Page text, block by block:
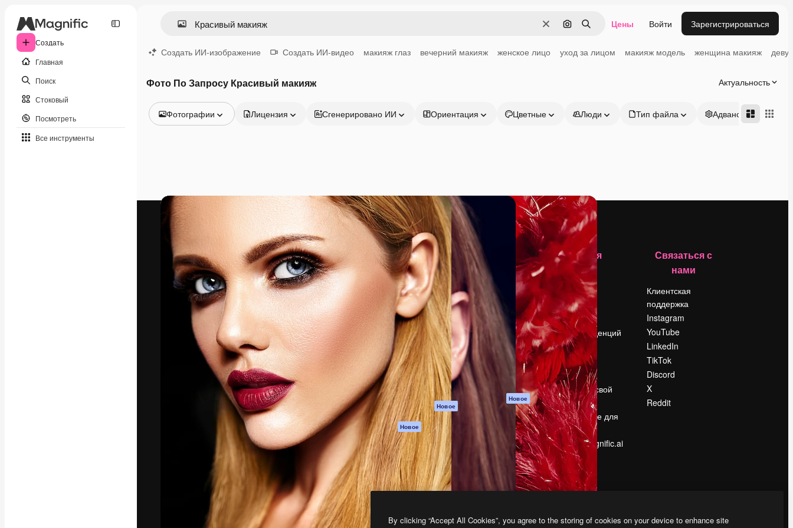
Создать
Главная
Поиск
Стоковый
Посмотреть
Все инструменты
ОчиститьПоиск по изображению
Поиск Цены Войти Зарегистрироваться
Создать ИИ-изображение Создать ИИ-видео макияж глаз вечерний макияж женское лицо уход за лицом макияж модель женщина макияж
Фото По Запросу Красивый макияж Актуальность
Фотографии
Видео
Видеоролик
Моушн-дизайн
Видеошаблоны
Иконки
3D-модели
Шрифты
Лицензия Сгенерировано ИИ Ориентация Цветные Люди Тип файла Адвансд
Креативная платформа для создания
ваших лучших работ. Более 1 миллиона
подписчиков среди креаторов,
предприятий, агентств и студий.
Pусский
Продукция
Spaces
ИИ-помощник
Генератор
изображений ИИ
Генератор видео
Генератор голоса
на основе ИИ
Стоковый контент
MCP для
Claude/ChatGPT
Новое
Агенты Новое
API
Мобильное
приложение
Все инструменты
Magnific
Начать
Academy
Документация по
Пакету ИИ
Служба
поддержки
Условия и
положения
Политика
конфиденциальности
Оригиналы
Новое
Политика файлов
cookie
Центр доверия
Партнеры
Предприятие
Компания
Цены
О нас
Reviews
Вакансии
Поиск тенденций
Блог
События
Slidesgo
Продайте свой
контент
Помещение для
прессы
Ищете magnific.ai
Связаться с
нами
Клиентская
поддержка
Instagram
YouTube
LinkedIn
TikTok
Discord
X
Reddit
By clicking “Accept All Cookies”, you agree to the storing of cookies on your device to enhance site